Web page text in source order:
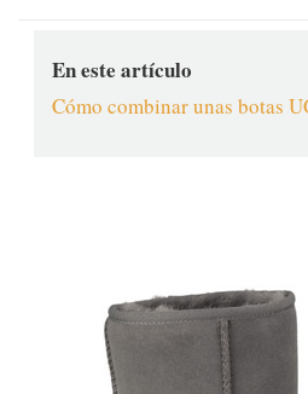
En este artículo
Cómo combinar unas botas